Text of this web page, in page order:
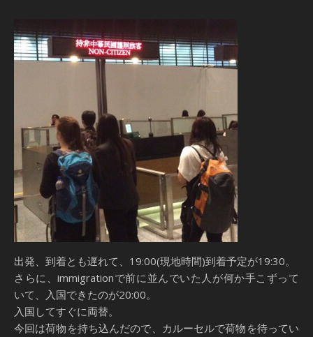
出発、到着とも遅れて、19:00(現地時間)到着予定が19:30。
さらに、immigrationで前に並んでいた人が何か手こずって
いて、入国できたのが20:00。
入国してすぐに両替。
今回は荷物を持ち込んだので、カルーセルで荷物を待ってい